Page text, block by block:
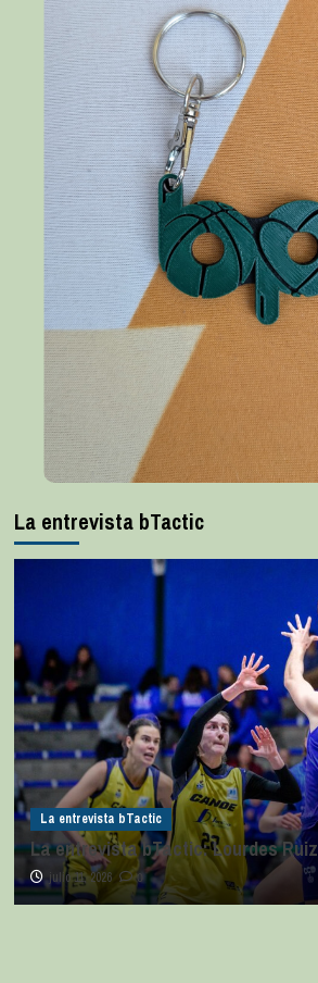
La entrevista bTactic
La entrevista bTactic
La entrevista bTactic: Lourdes Ruiz
julio 11, 2026 0